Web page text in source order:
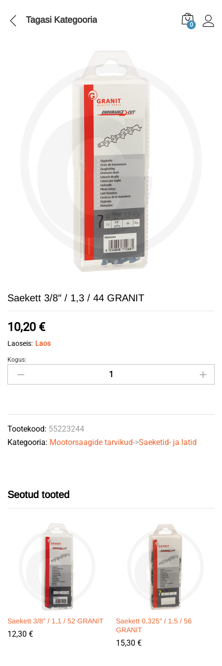
Tagasi Kategooria 0
Saekett 3/8″ / 1,3 / 44 GRANIT
10,20 €
Laoseis: Laos
Saekett
3/8"
/
44
GRANIT
Kogus:
Tootekood: 55223244
Kategooria: Mootorsaagide tarvikud->Saeketid- ja latid
Seotud tooted
Saekett 3/8″ / 1,1 / 52 GRANIT
12,30 €
Saekett 0,325″ / 1,5 / 56
GRANIT
15,30 €